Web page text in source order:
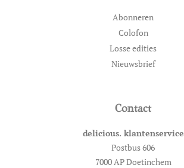
Abonneren
Colofon
Losse edities
Nieuwsbrief
Contact
delicious. klantenservice
Postbus 606
7000 AP Doetinchem